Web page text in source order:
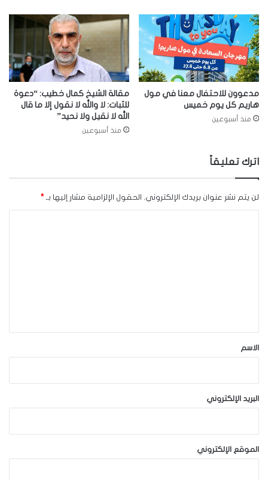
مدعوون للاحتفال معنا في مول
هاريم كل يوم خميس
منذ أسبوعين
مقالة الشيخ كمال خطيب: “دعوة
للثبات: لا والله لا نقول إلا ما قال
الله لا نقيل ولا نحيد”
منذ أسبوعين
اترك تعليقاً
لن يتم نشر عنوان بريدك الإلكتروني. الحقول الإلزامية مشار إليها بـ *
*الاسم
البريد الإلكتروني
الموقع الإلكتروني